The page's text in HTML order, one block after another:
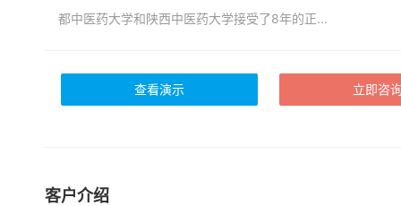
都中医药大学和陕西中医药大学接受了8年的正...
查看演示 立即咨
客户介绍